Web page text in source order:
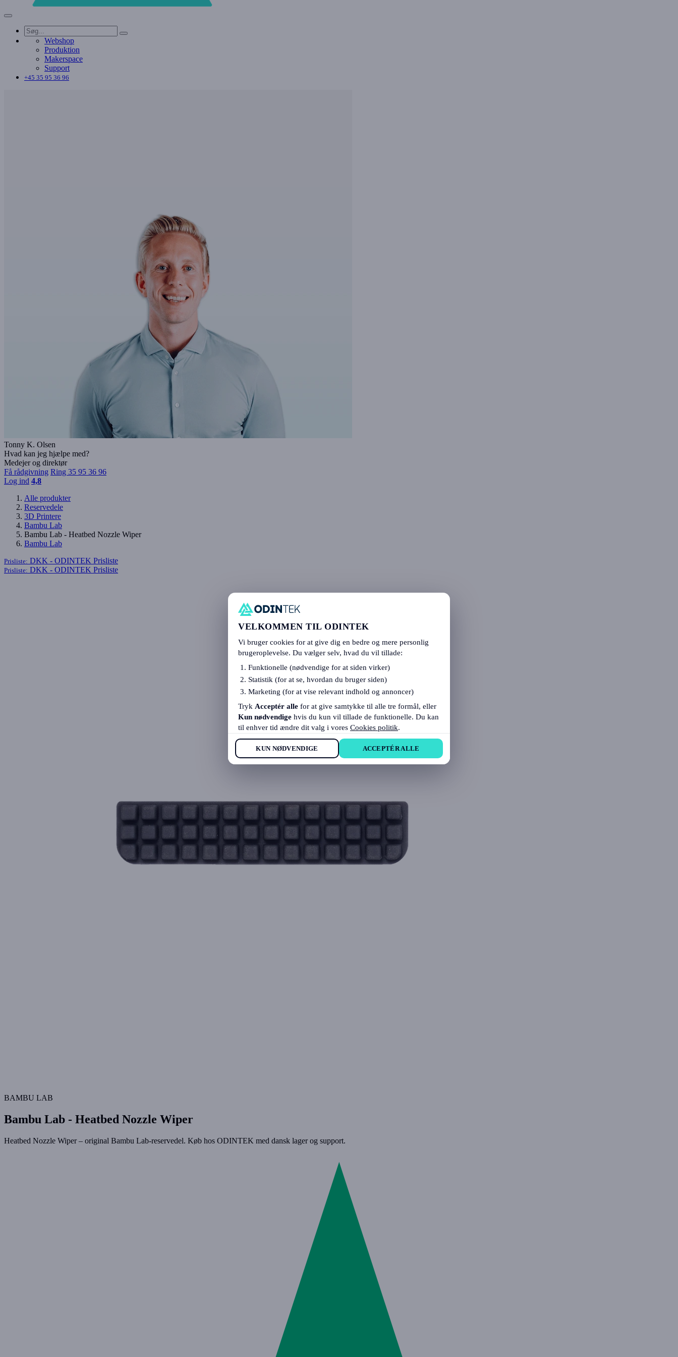
Webshop
Produktion
Makerspace
Support
+45 35 95 36 96
Tonny K. Olsen
Hvad kan jeg hjælpe med?
Medejer og direktør
Få rådgivning Ring 35 95 36 96
Log ind 4,8
Alle produkter
Reservedele
3D Printere
Bambu Lab
Bambu Lab - Heatbed Nozzle Wiper
Bambu Lab
Prisliste: DKK - ODINTEK Prisliste
Prisliste: DKK - ODINTEK Prisliste
BAMBU LAB
Bambu Lab - Heatbed Nozzle Wiper
Heatbed Nozzle Wiper – original Bambu Lab-reservedel. Køb hos ODINTEK med dansk lager og support.
VELKOMMEN TIL ODINTEK
Vi bruger cookies for at give dig en bedre og mere personlig
brugeroplevelse. Du vælger selv, hvad du vil tillade:
Funktionelle (nødvendige for at siden virker)
Statistik (for at se, hvordan du bruger siden)
Marketing (for at vise relevant indhold og annoncer)
Tryk Acceptér alle for at give samtykke til alle tre formål, eller
Kun nødvendige hvis du kun vil tillade de funktionelle. Du kan
til enhver tid ændre dit valg i vores Cookies politik.
KUN NØDVENDIGE ACCEPTÉR ALLE